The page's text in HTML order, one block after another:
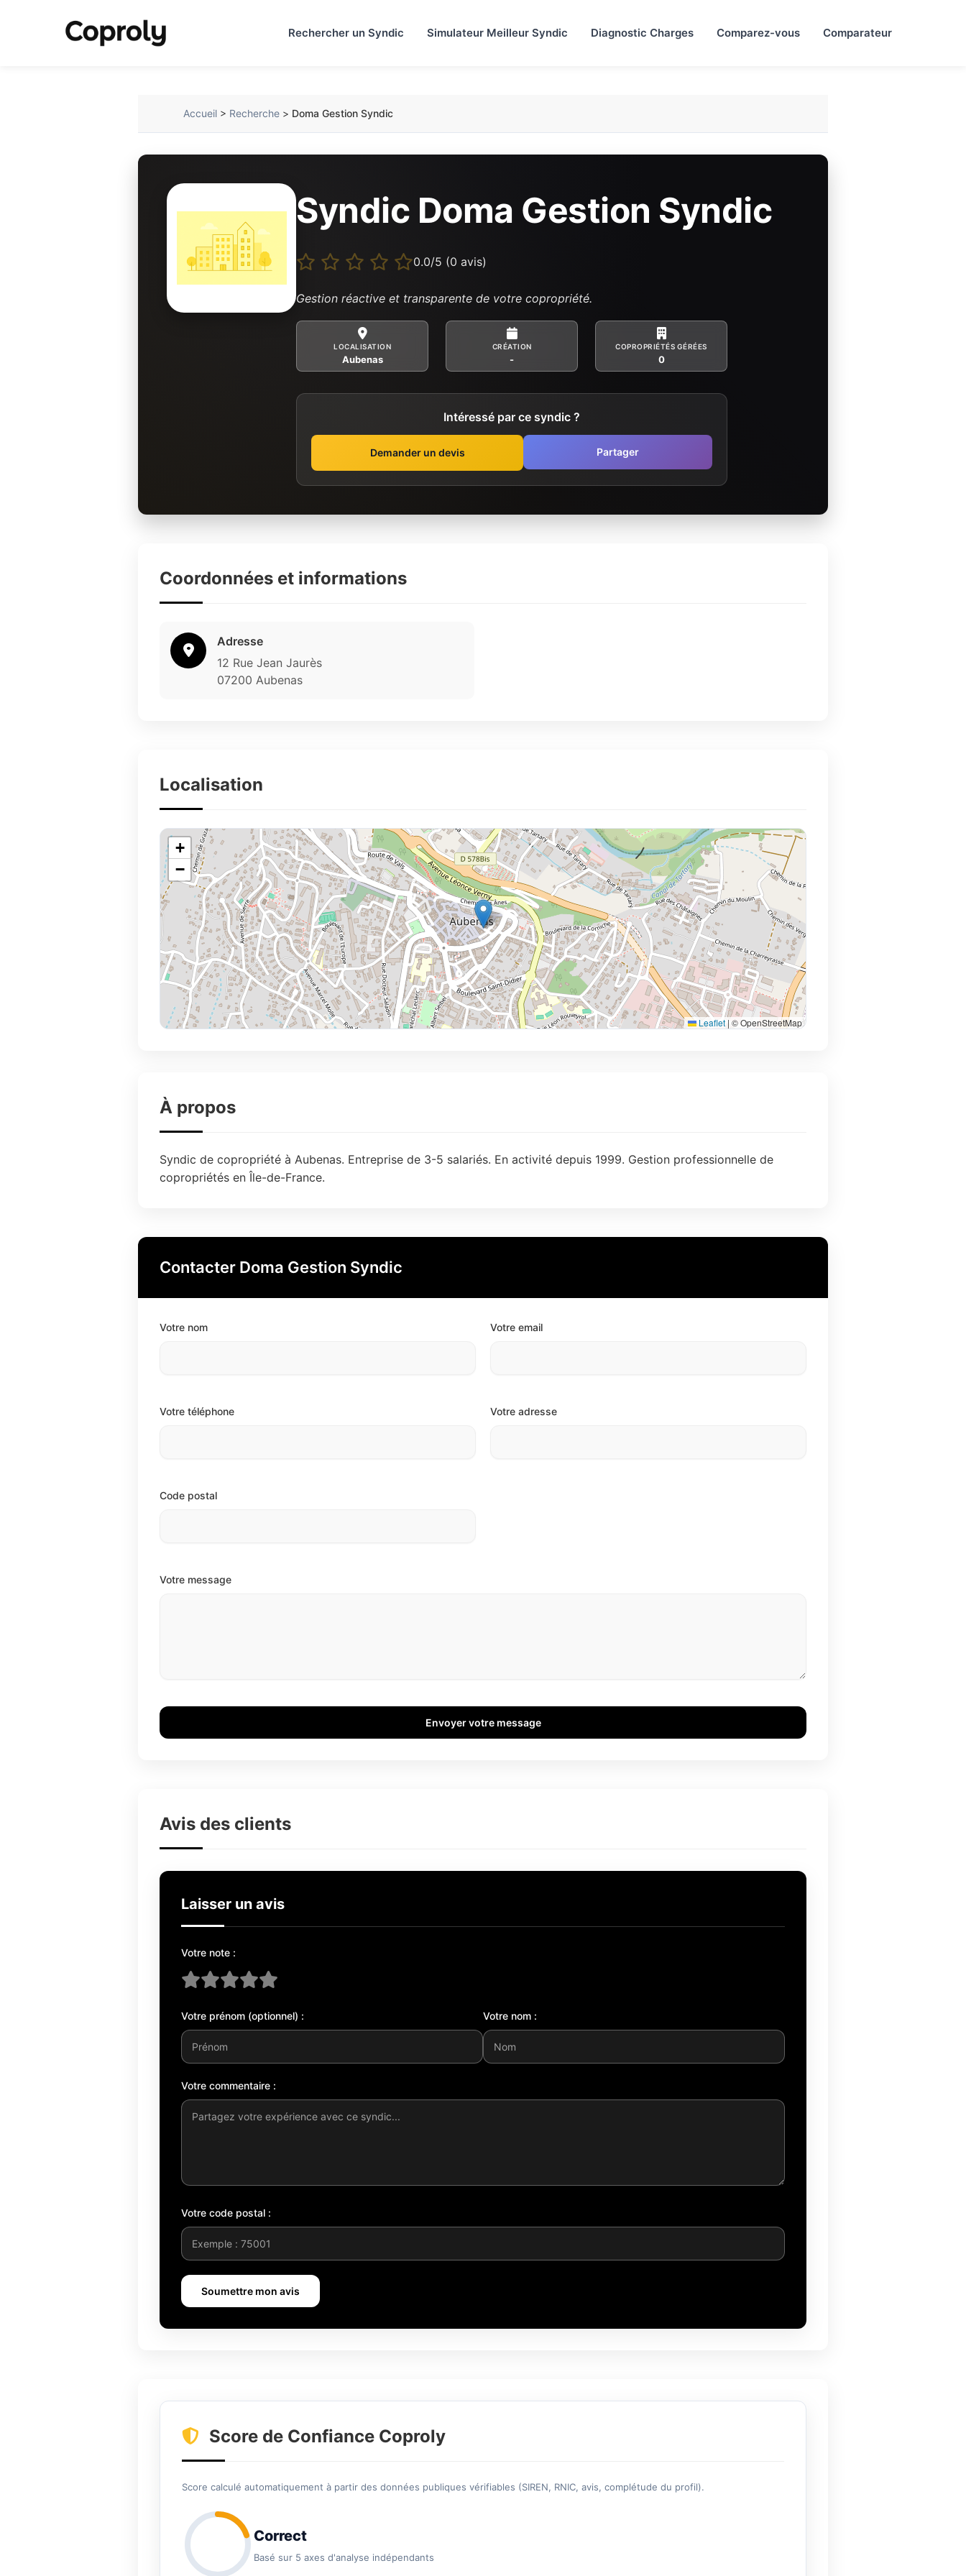
Rechercher un Syndic Simulateur Meilleur Syndic Diagnostic Charges Comparez-vous Comparateur
Accueil > Recherche > Doma Gestion Syndic
Syndic Doma Gestion Syndic
0.0/5 (0 avis)
Gestion réactive et transparente de votre copropriété.
LOCALISATION
Aubenas
CRÉATION
-
COPROPRIÉTÉS GÉRÉES
0
Intéressé par ce syndic ?
Demander un devis Partager
Coordonnées et informations
Adresse
12 Rue Jean Jaurès
07200 Aubenas
Localisation
+
−
Leaflet | © OpenStreetMap
À propos
Syndic de copropriété à Aubenas. Entreprise de 3-5 salariés. En activité depuis 1999. Gestion professionnelle de
copropriétés en Île-de-France.
Contacter Doma Gestion Syndic
Votre nom Votre email
Votre téléphone Votre adresse
Code postal
Votre message
Envoyer votre message
Avis des clients
Laisser un avis
Votre note :
Votre prénom (optionnel) : Votre nom :
Votre commentaire :
Votre code postal :
Soumettre mon avis
Score de Confiance Coproly
Score calculé automatiquement à partir des données publiques vérifiables (SIREN, RNIC, avis, complétude du profil).
Correct
Basé sur 5 axes d'analyse indépendants